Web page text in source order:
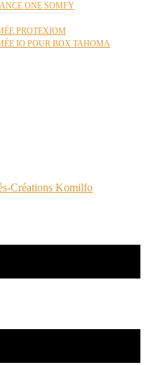
ONE SOMFY
PROTEXIOM
IO POUR BOX TAHOMA